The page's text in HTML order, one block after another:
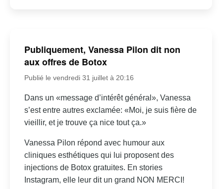
Publiquement, Vanessa Pilon dit non
aux offres de Botox
Publié le vendredi 31 juillet à 20:16
Dans un «message d’intérêt général», Vanessa
s’est entre autres exclamée: «Moi, je suis fière de
vieillir, et je trouve ça nice tout ça.»
Vanessa Pilon répond avec humour aux
cliniques esthétiques qui lui proposent des
injections de Botox gratuites. En stories
Instagram, elle leur dit un grand NON MERCI!